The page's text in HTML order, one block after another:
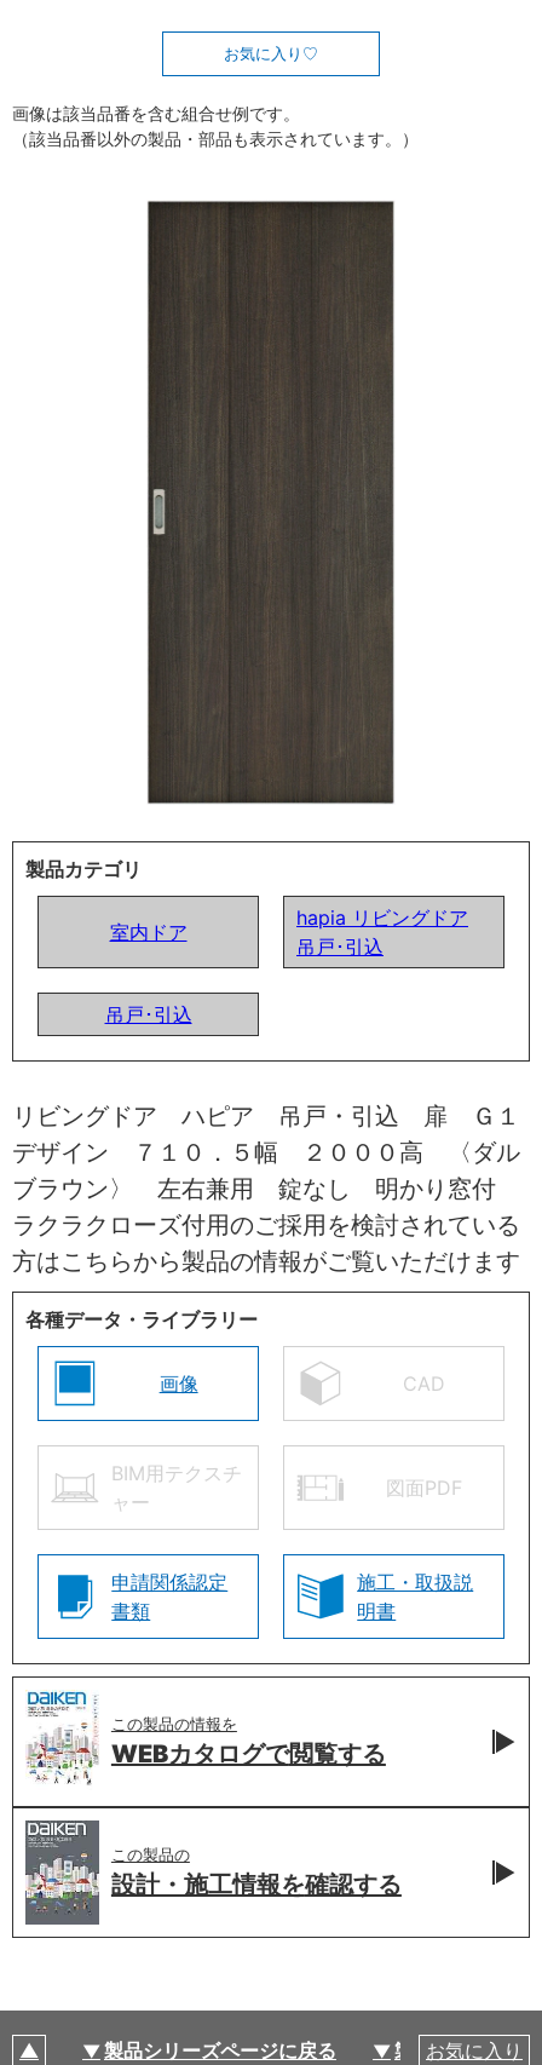
お気に入り
画像は該当品番を含む組合せ例です。
（該当品番以外の製品・部品も表示されています。）
製品カテゴリ
室内ドア
hapia リビングドア
吊戸･引込
吊戸･引込
リビングドア ハピア 吊戸・引込 扉 Ｇ１
デザイン ７１０．５幅 ２０００高 〈ダル
ブラウン〉 左右兼用 錠なし 明かり窓付
ラクラクローズ付用のご採用を検討されている
方はこちらから製品の情報がご覧いただけます
各種データ・ライブラリー
画像 CAD
BIM用テクスチ
ャー
図面PDF
申請関係認定
書類
施工・取扱説
明書
この製品の情報を
WEBカタログで閲覧する
この製品の
設計・施工情報を確認する
製品シリーズページに戻る 製品仕様
お気に入り